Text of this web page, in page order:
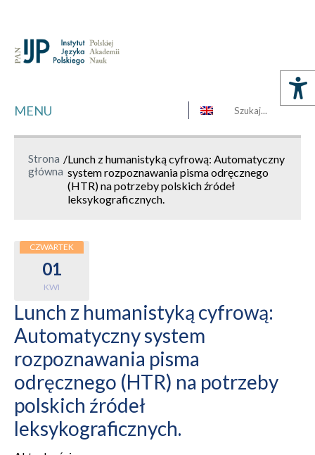
MENU
Strona
główna
/Lunch z humanistyką cyfrową: Automatyczny
system rozpoznawania pisma odręcznego
(HTR) na potrzeby polskich źródeł
leksykograficznych.
CZWARTEK
01
KWI
Lunch z humanistyką cyfrową:
Automatyczny system
rozpoznawania pisma
odręcznego (HTR) na potrzeby
polskich źródeł
leksykograficznych.